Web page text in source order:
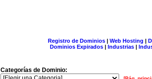
Registro de Dominios| Web Hosting |
Dominios Expirados | Industrias |
Categorías de Dominio: